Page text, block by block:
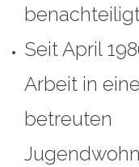
Seit April
Arbeit in
betreuten